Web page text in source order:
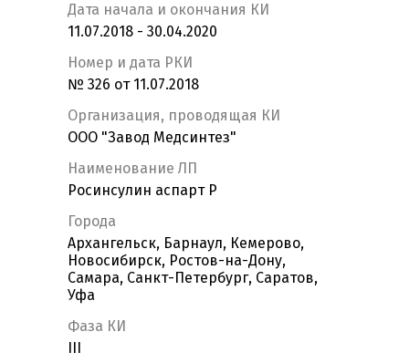
Дата начала и окончания КИ
11.07.2018 - 30.04.2020
Номер и дата РКИ
№ 326 от 11.07.2018
Организация, проводящая КИ
ООО "Завод Медсинтез"
Наименование ЛП
Росинсулин аспарт Р
Города
Архангельск, Барнаул, Кемерово,
Новосибирск, Ростов-на-Дону,
Самара, Санкт-Петербург, Саратов,
Уфа
Фаза КИ